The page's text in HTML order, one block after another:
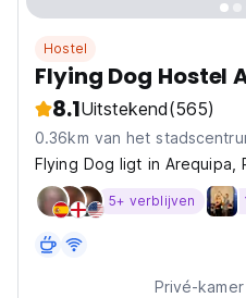
Hostel
Flying Dog Hostel
8.1Uitstekend(565)
0.36km van het
Flying Dog ligt in Arequipa,
5+ verblijven
Privé-